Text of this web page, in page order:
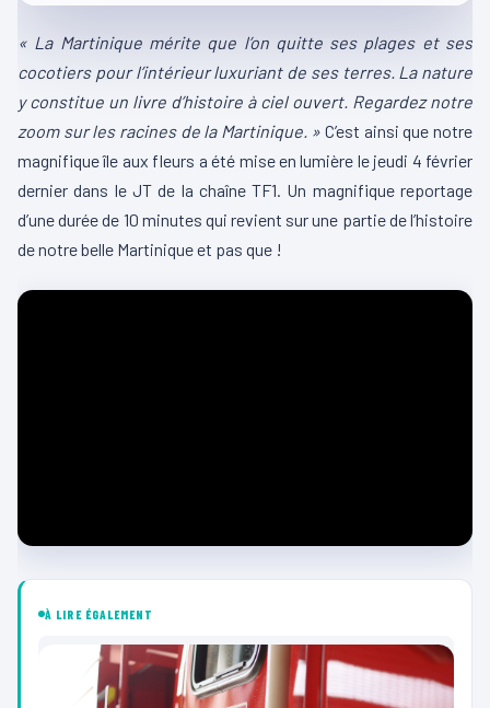
« La Martinique mérite que l’on quitte ses plages et ses
cocotiers pour l’intérieur luxuriant de ses terres. La nature
y constitue un livre d’histoire à ciel ouvert. Regardez notre
zoom sur les racines de la Martinique. » C’est ainsi que notre
magnifique île aux fleurs a été mise en lumière le jeudi 4 février
dernier dans le JT de la chaîne TF1. Un magnifique reportage
d’une durée de 10 minutes qui revient sur une partie de l’histoire
de notre belle Martinique et pas que !
À LIRE ÉGALEMENT